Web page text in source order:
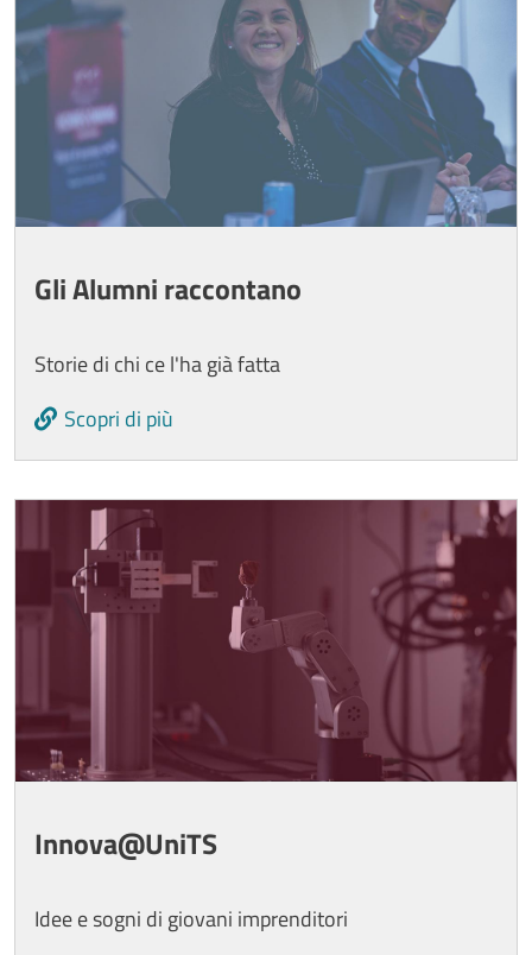
Gli Alumni raccontano
Storie di chi ce l'ha già fatta
Scopri di più
Innova@UniTS
Idee e sogni di giovani imprenditori